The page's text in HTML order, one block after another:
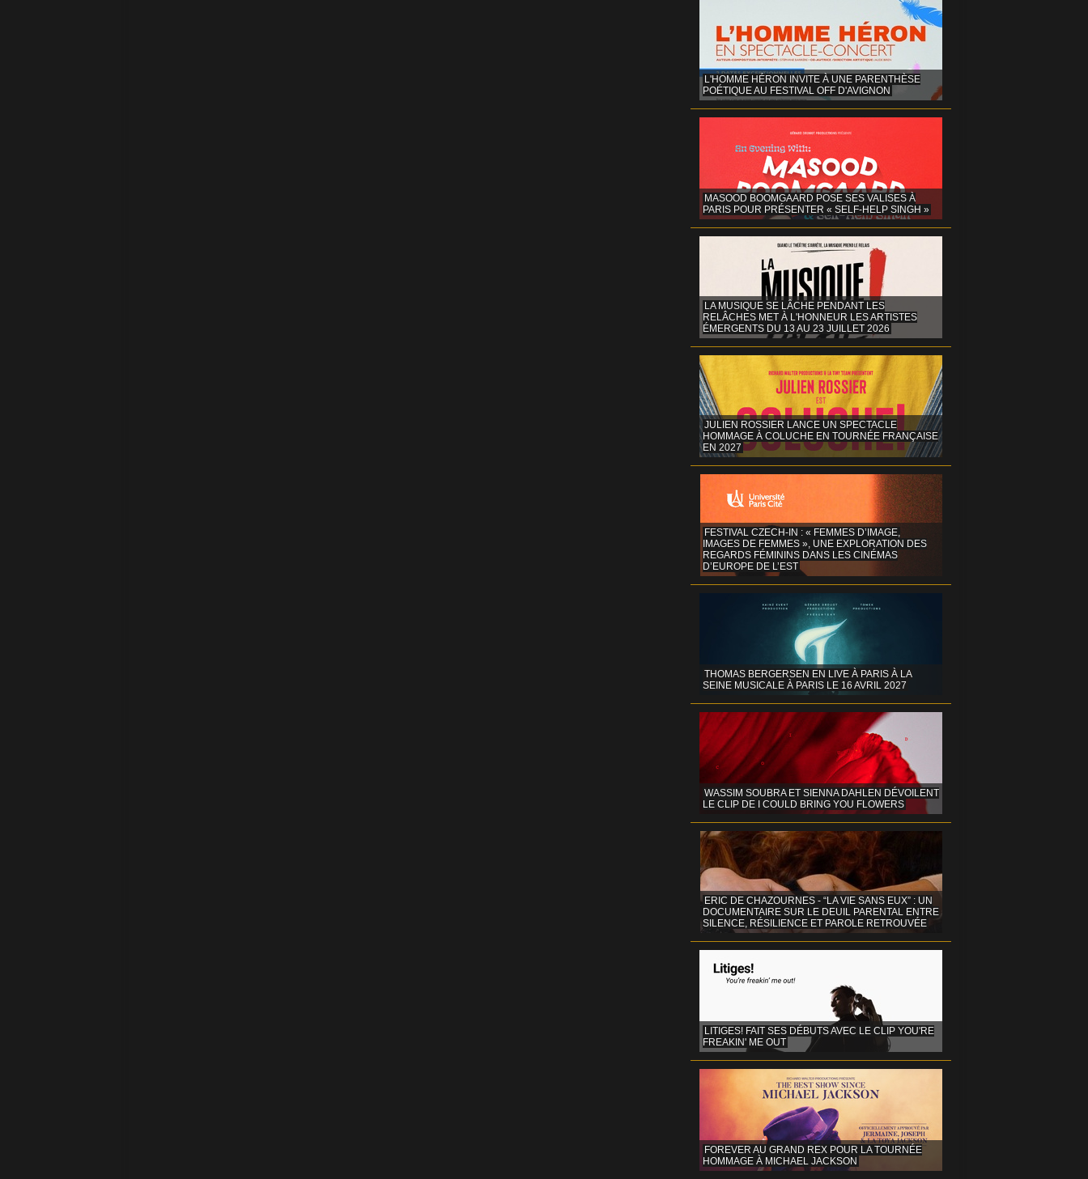
L'HOMME HÉRON INVITE À UNE PARENTHÈSE
POÉTIQUE AU FESTIVAL OFF D'AVIGNON
MASOOD BOOMGAARD POSE SES VALISES À
PARIS POUR PRÉSENTER « SELF-HELP SINGH »
LA MUSIQUE SE LÂCHE PENDANT LES
RELÂCHES MET À L'HONNEUR LES ARTISTES
ÉMERGENTS DU 13 AU 23 JUILLET 2026
JULIEN ROSSIER LANCE UN SPECTACLE
HOMMAGE À COLUCHE EN TOURNÉE FRANÇAISE
EN 2027
FESTIVAL CZECH-IN : « FEMMES D’IMAGE,
IMAGES DE FEMMES », UNE EXPLORATION DES
REGARDS FÉMININS DANS LES CINÉMAS
D’EUROPE DE L’EST
THOMAS BERGERSEN EN LIVE À PARIS À LA
SEINE MUSICALE À PARIS LE 16 AVRIL 2027
WASSIM SOUBRA ET SIENNA DAHLEN DÉVOILENT
LE CLIP DE I COULD BRING YOU FLOWERS
ERIC DE CHAZOURNES - “LA VIE SANS EUX” : UN
DOCUMENTAIRE SUR LE DEUIL PARENTAL ENTRE
SILENCE, RÉSILIENCE ET PAROLE RETROUVÉE
LITIGES! FAIT SES DÉBUTS AVEC LE CLIP YOU'RE
FREAKIN' ME OUT
FOREVER AU GRAND REX POUR LA TOURNÉE
HOMMAGE À MICHAEL JACKSON